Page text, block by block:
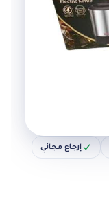
إرجاع مجاني